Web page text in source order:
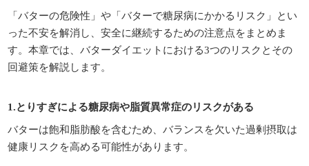
「バターの危険性」や「バターで糖尿病にかかるリスク」とい
った不安を解消し、安全に継続するための注意点をまとめま
す。本章では、バターダイエットにおける3つのリスクとその
回避策を解説します。
1.とりすぎによる糖尿病や脂質異常症のリスクがある
バターは飽和脂肪酸を含むため、バランスを欠いた過剰摂取は
健康リスクを高める可能性があります。